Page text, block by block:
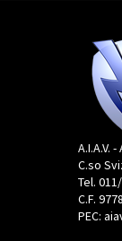
A.I.A.V.
C.so
Tel.
C.F.
PEC: